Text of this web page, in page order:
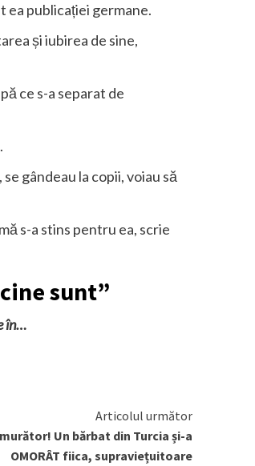
ea publicației germane.
și iubirea de sine,
ce s-a separat de
gândeau la copii, voiau să
s-a stins pentru ea, scrie
sunt”
în…
Articolul următor
Un bărbat din Turcia și-a
OMORÂT fiica, supraviețuitoare